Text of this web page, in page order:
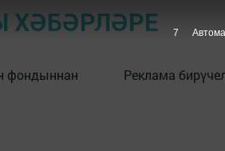
ХӘБӘРЛӘРЕ
фондыннан Реклама
6